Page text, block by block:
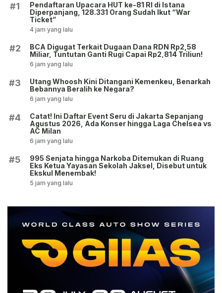
#1
Pendaftaran Upacara HUT ke-81 RI di Istana
Diperpanjang, 128.331 Orang Sudah Ikut “War
Ticket”
4 jam yang lalu
#2
BCA Digugat Terkait Dugaan Dana RDN Rp2,58
Miliar, Tuntutan Ganti Rugi Capai Rp2,814 Triliun!
6 jam yang lalu
#3
Utang Whoosh Kini Ditangani Kemenkeu, Benarkah
Bebannya Beralih ke Negara?
6 jam yang lalu
#4
Catat! Ini Daftar Event Seru di Jakarta Sepanjang
Agustus 2026, Ada Konser hingga Laga Chelsea vs
AC Milan
6 jam yang lalu
#5
995 Senjata hingga Narkoba Ditemukan di Ruang
Eks Ketua Yayasan Sekolah Jaksel, Disebut untuk
Ekskul Menembak!
5 jam yang lalu